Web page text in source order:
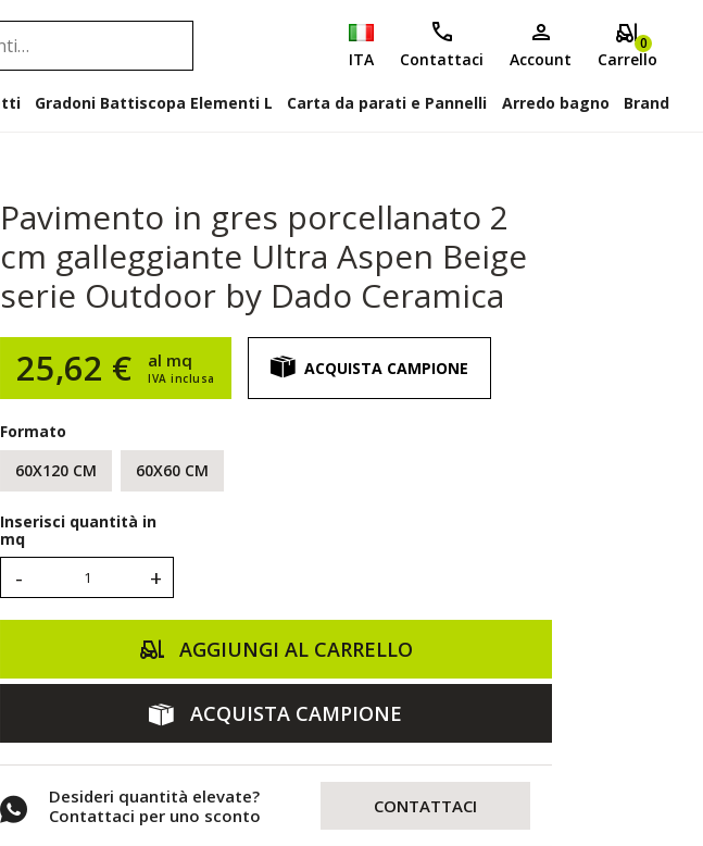
ITA Contattaci Account
0
Carrello
Gradoni Battiscopa Elementi L Carta da parati e Pannelli Arredo bagno Brand
Pavimento in gres porcellanato 2
cm galleggiante Ultra Aspen Beige
serie Outdoor by Dado Ceramica
25,62 € IVA inclusa
al mq ACQUISTA CAMPIONE
Formato
60X120 CM
60X60 CM
Inserisci quantità in
mq
- +
AGGIUNGI AL CARRELLO
ACQUISTA CAMPIONE
Desideri quantità elevate?
Contattaci per uno sconto
CONTATTACI